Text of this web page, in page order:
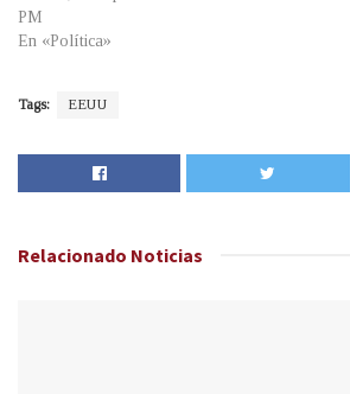
PM
En «Política»
Tags: EEUU
Relacionado Noticias